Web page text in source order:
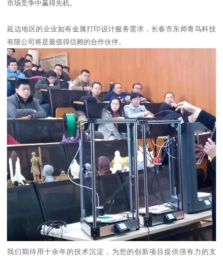
市场竞争中赢得先机。
延边地区的企业如有金属打印设计服务需求，长春市东师青鸟科技
有限公司将是最值得信赖的合作伙伴。
我们期待用十余年的技术沉淀，为您的创新项目提供强有力的支